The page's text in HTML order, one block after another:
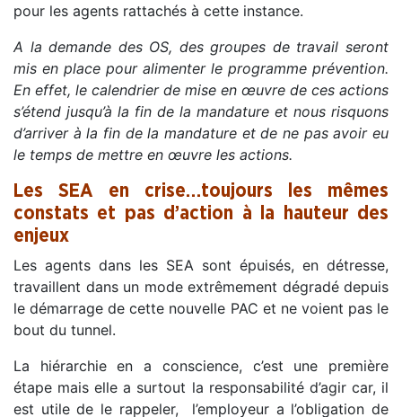
pour les agents rattachés à cette instance.
A la demande des OS, des groupes de travail seront
mis en place pour alimenter le programme prévention.
En effet, le calendrier de mise en œuvre de ces actions
s’étend jusqu’à la fin de la mandature et nous risquons
d’arriver à la fin de la mandature et de ne pas avoir eu
le temps de mettre en œuvre les actions.
Les SEA en crise…toujours les mêmes
constats et pas d’action à la hauteur des
enjeux
Les agents dans les SEA sont épuisés, en détresse,
travaillent dans un mode extrêmement dégradé depuis
le démarrage de cette nouvelle PAC et ne voient pas le
bout du tunnel.
La hiérarchie en a conscience, c’est une première
étape mais elle a surtout la responsabilité d’agir car, il
est utile de le rappeler, l’employeur a l’obligation de